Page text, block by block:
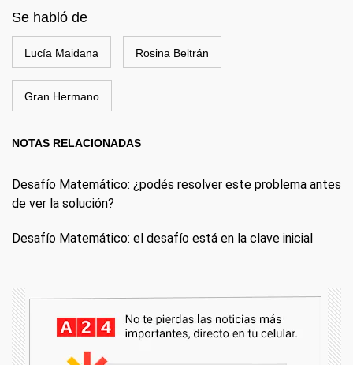
Se habló de
Lucía Maidana Rosina Beltrán
Gran Hermano
NOTAS RELACIONADAS
Desafío Matemático: ¿podés resolver este problema antes
de ver la solución?
Desafío Matemático: el desafío está en la clave inicial